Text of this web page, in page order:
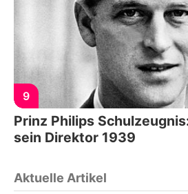
9
Prinz Philips
sein Direktor 1939
Aktuelle Artikel